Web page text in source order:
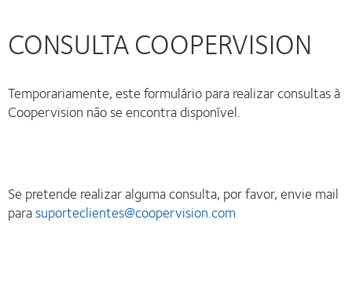
CONSULTA COOPERVISION
Temporariamente, este formulário para realizar consultas à
Coopervision não se encontra disponível.
Se pretende realizar alguma consulta, por favor, envie mail
parasuporteclientes@coopervision.com